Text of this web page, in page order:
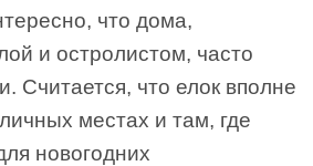
что дома,
и остролистом, часто
Считается, что елок вполне
местах и там, где
новогодних